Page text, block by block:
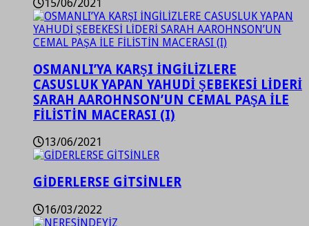
15/06/2021
OSMANLI’YA KARŞI İNGİLİZLERE
CASUSLUK YAPAN YAHUDİ ŞEBEKESİ LİDERİ
SARAH AAROHNSON’UN CEMAL PAŞA İLE
FİLİSTİN MACERASI (I)
13/06/2021
GİDERLERSE GİTSİNLER
16/03/2022